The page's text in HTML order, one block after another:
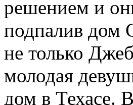
решением и
подпалив дом
не только
молодая
дом в Техасе.